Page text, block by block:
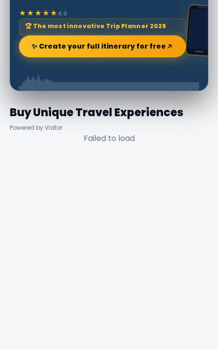
★★★★★4.9
🏆 The most innovative Trip Planner 2026
✨ Create your full itinerary for free
Buy Unique Travel Experiences
Powered by Viator
Failed to load